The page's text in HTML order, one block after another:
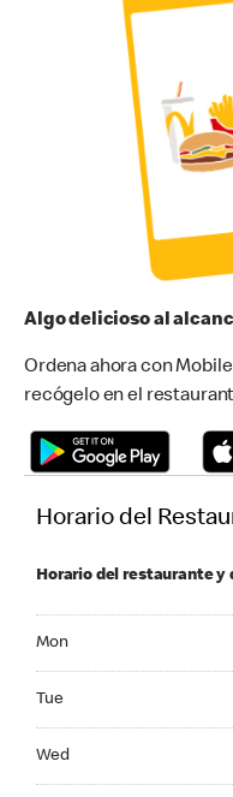
Algo delicioso al
Ordena ahora con
recógelo en el
Horario del
Horario del restaurante y
Mon
Tue
Wed